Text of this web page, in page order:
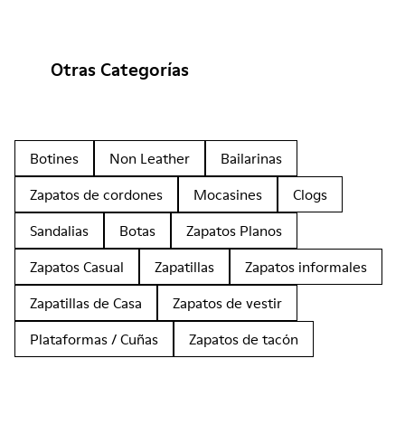
Otras Categorías
Botines Non Leather
Bailarinas
Zapatos de cordones
Mocasines
Clogs
Sandalias
Botas
Zapatos Planos
Zapatos Casual
Zapatillas
Zapatos informales
Zapatillas de Casa
Zapatos de vestir
Plataformas / Cuñas
Zapatos de tacón